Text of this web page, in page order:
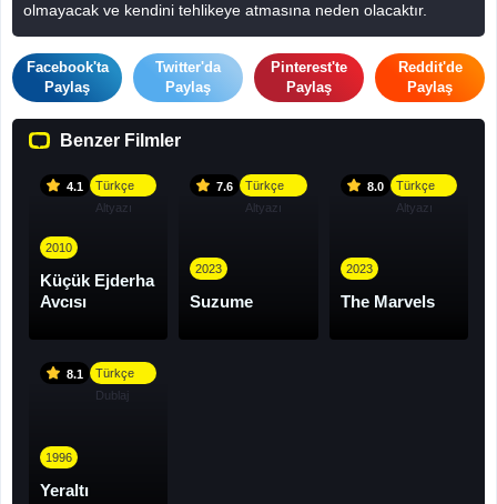
olmayacak ve kendini tehlikeye atmasına neden olacaktır.
Facebook'ta
Paylaş
Twitter'da
Paylaş
Pinterest'te
Paylaş
Reddit'de
Paylaş
Benzer Filmler
4.1
Türkçe
Altyazı
2010
Küçük Ejderha
Avcısı
7.6
Türkçe
Altyazı
2023
Suzume
8.0
Türkçe
Altyazı
2023
The Marvels
8.1
Türkçe
Dublaj
1996
Yeraltı